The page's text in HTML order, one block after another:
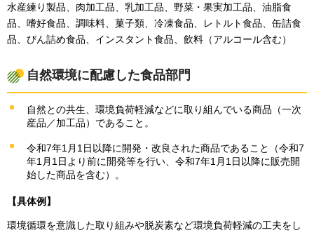
水産練り製品、肉加工品、乳加工品、野菜・果実加工品、油脂食
品、嗜好食品、調味料、菓子類、冷凍食品、レトルト食品、缶詰食
品、びん詰め食品、インスタント食品、飲料（アルコール含む）
自然環境に配慮した食品部門
自然との共生、環境負荷軽減などに取り組んでいる商品（一次
産品／加工品）であること。
令和7年1月1日以降に開発・改良された商品であること（令和7
年1月1日より前に開発等を行い、令和7年1月1日以降に販売開
始した商品を含む）。
【具体例】
環境循環を意識した取り組みや脱炭素など環境負荷軽減の工夫をし